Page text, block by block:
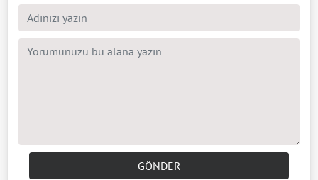
GÖNDER